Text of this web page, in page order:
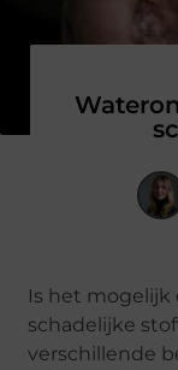
Is het
schadelijke
verschillende